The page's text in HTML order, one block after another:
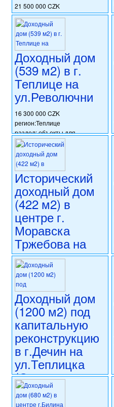
21 500 000 CZK
регион:Теплице
раздел: объекты для
коммерческого использования
состояние: требуется
частичная реконструкция
номер объекта:20779
Доходный дом
(539 м2) в г.
Теплице на
ул.Револючни
16 300 000 CZK
регион:Теплице
раздел: объекты для
коммерческого использования
состояние: стандарт
номер объекта:
Исторический
доходный дом
(422 м2) в
центре г.
Моравска
Тржебова на
намнести
Т.Г.Масарика
(Восточная
Чехия)
15 950 000 CZK
регион:Восточная Чехия
раздел: объекты для
коммерческого использования
состояние: стандарт
номер объекта: 20720
Доходный дом
(1200 м2) под
капитальную
реконструкцию
в г.Дечин на
ул.Теплицка
(Северная
Чехия)